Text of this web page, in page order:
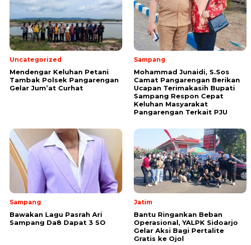
Uncategorized
Mendengar Keluhan Petani
Tambak Polsek Pangarengan
Gelar Jum’at Curhat
Sampang
Mohammad Junaidi, S.Sos
Camat Pangarengan Berikan
Ucapan Terimakasih Bupati
Sampang Respon Cepat
Keluhan Masyarakat
Pangarengan Terkait PJU
Sampang
Bawakan Lagu Pasrah Ari
Sampang Da8 Dapat 3 SO
Jatim
Bantu Ringankan Beban
Operasional, YALPK Sidoarjo
Gelar Aksi Bagi Pertalite
Gratis ke Ojol